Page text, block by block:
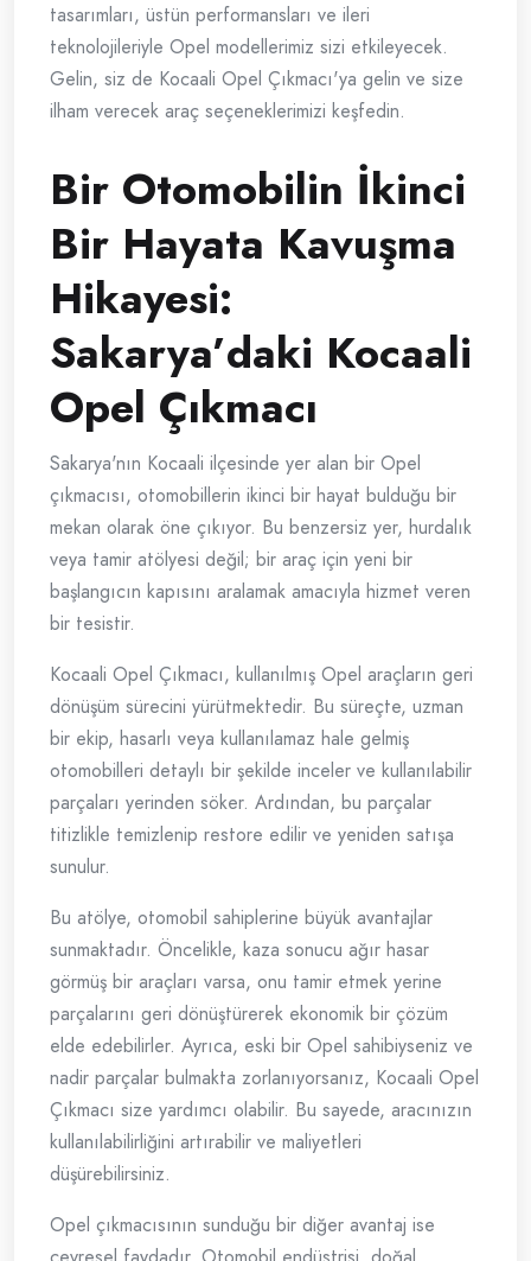
tasarımları, üstün performansları ve ileri
teknolojileriyle Opel modellerimiz sizi etkileyecek.
Gelin, siz de Kocaali Opel Çıkmacı'ya gelin ve size
ilham verecek araç seçeneklerimizi keşfedin.
Bir Otomobilin İkinci
Bir Hayata Kavuşma
Hikayesi:
Sakarya’daki Kocaali
Opel Çıkmacı
Sakarya'nın Kocaali ilçesinde yer alan bir Opel
çıkmacısı, otomobillerin ikinci bir hayat bulduğu bir
mekan olarak öne çıkıyor. Bu benzersiz yer, hurdalık
veya tamir atölyesi değil; bir araç için yeni bir
başlangıcın kapısını aralamak amacıyla hizmet veren
bir tesistir.
Kocaali Opel Çıkmacı, kullanılmış Opel araçların geri
dönüşüm sürecini yürütmektedir. Bu süreçte, uzman
bir ekip, hasarlı veya kullanılamaz hale gelmiş
otomobilleri detaylı bir şekilde inceler ve kullanılabilir
parçaları yerinden söker. Ardından, bu parçalar
titizlikle temizlenip restore edilir ve yeniden satışa
sunulur.
Bu atölye, otomobil sahiplerine büyük avantajlar
sunmaktadır. Öncelikle, kaza sonucu ağır hasar
görmüş bir araçları varsa, onu tamir etmek yerine
parçalarını geri dönüştürerek ekonomik bir çözüm
elde edebilirler. Ayrıca, eski bir Opel sahibiyseniz ve
nadir parçalar bulmakta zorlanıyorsanız, Kocaali Opel
Çıkmacı size yardımcı olabilir. Bu sayede, aracınızın
kullanılabilirliğini artırabilir ve maliyetleri
düşürebilirsiniz.
Opel çıkmacısının sunduğu bir diğer avantaj ise